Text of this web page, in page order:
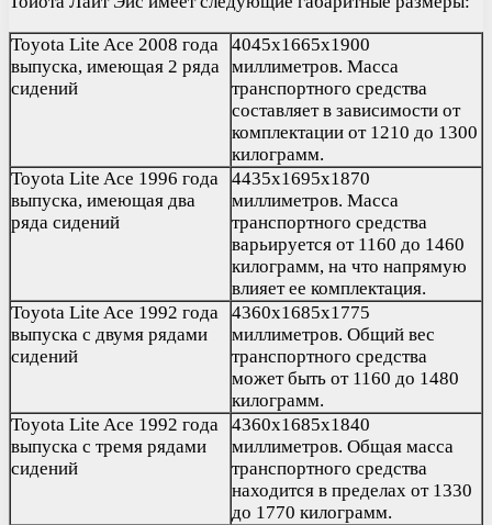
Toyota Lite Ace 2008 года
выпуска, имеющая 2 ряда
сидений
4045х1665х1900
миллиметров. Масса
транспортного средства
составляет в зависимости от
комплектации от 1210 до 1300
килограмм.
Toyota Lite Ace 1996 года
выпуска, имеющая два
ряда сидений
4435х1695х1870
миллиметров. Масса
транспортного средства
варьируется от 1160 до 1460
килограмм, на что напрямую
влияет ее комплектация.
Toyota Lite Ace 1992 года
выпуска с двумя рядами
сидений
4360х1685х1775
миллиметров. Общий вес
транспортного средства
может быть от 1160 до 1480
килограмм.
Toyota Lite Ace 1992 года
выпуска с тремя рядами
сидений
4360х1685х1840
миллиметров. Общая масса
транспортного средства
находится в пределах от 1330
до 1770 килограмм.